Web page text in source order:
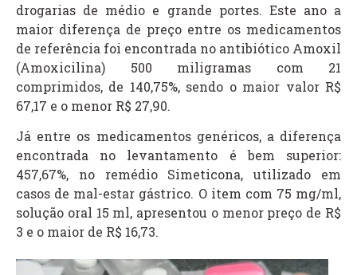
drogarias de médio e grande portes. Este ano a
maior diferença de preço entre os medicamentos
de referência foi encontrada no antibiótico Amoxil
(Amoxicilina) 500 miligramas com 21
comprimidos, de 140,75%, sendo o maior valor R$
67,17 e o menor R$ 27,90.
Já entre os medicamentos genéricos, a diferença
encontrada no levantamento é bem superior:
457,67%, no remédio Simeticona, utilizado em
casos de mal-estar gástrico. O item com 75 mg/ml,
solução oral 15 ml, apresentou o menor preço de R$
3 e o maior de R$ 16,73.